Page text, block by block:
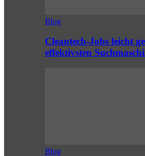
Blog
Cleantech-Jobs leicht
effektivsten
Blog